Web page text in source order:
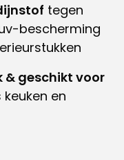
tegen
bescherming
& geschikt voor
keuken en